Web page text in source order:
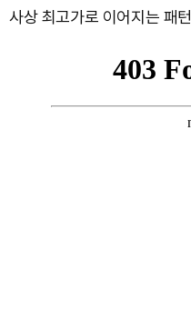
사상 최고가로 이어지는 패